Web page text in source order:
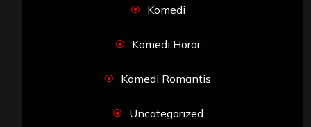
Komedi
Komedi Horor
Komedi Romantis
Uncategorized